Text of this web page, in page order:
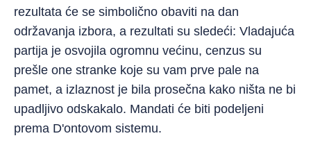
rezultata će se simbolično obaviti na dan
održavanja izbora, a rezultati su sledeći: Vladajuća
partija je osvojila ogromnu većinu, cenzus su
prešle one stranke koje su vam prve pale na
pamet, a izlaznost je bila prosečna kako ništa ne bi
upadljivo odskakalo. Mandati će biti podeljeni
prema D'ontovom sistemu.